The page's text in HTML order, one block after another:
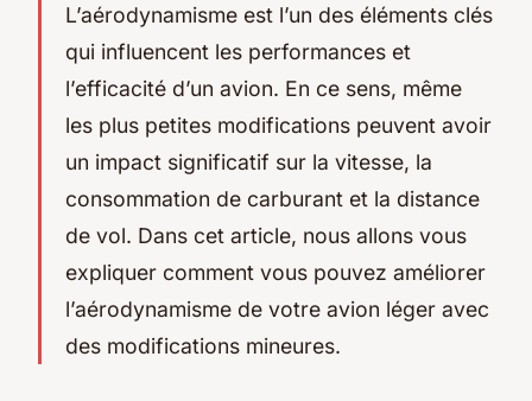
L’aérodynamisme est l’un des éléments clés
qui influencent les performances et
l’efficacité d’un avion. En ce sens, même
les plus petites modifications peuvent avoir
un impact significatif sur la vitesse, la
consommation de carburant et la distance
de vol. Dans cet article, nous allons vous
expliquer comment vous pouvez améliorer
l’aérodynamisme de votre avion léger avec
des modifications mineures.